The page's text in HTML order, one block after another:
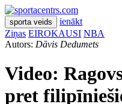
sporta veids
ienākt
Ziņas EIROKAUSI NBA
Autors: Dāvis Dedumets
Video:
pret